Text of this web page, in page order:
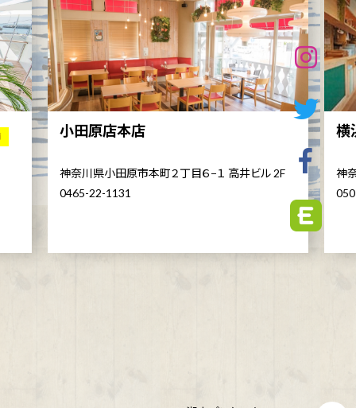
小田原店本店
神奈川県小田原市本町２丁目６−１ 高井ビル 2F
0465-22-1131
横
神